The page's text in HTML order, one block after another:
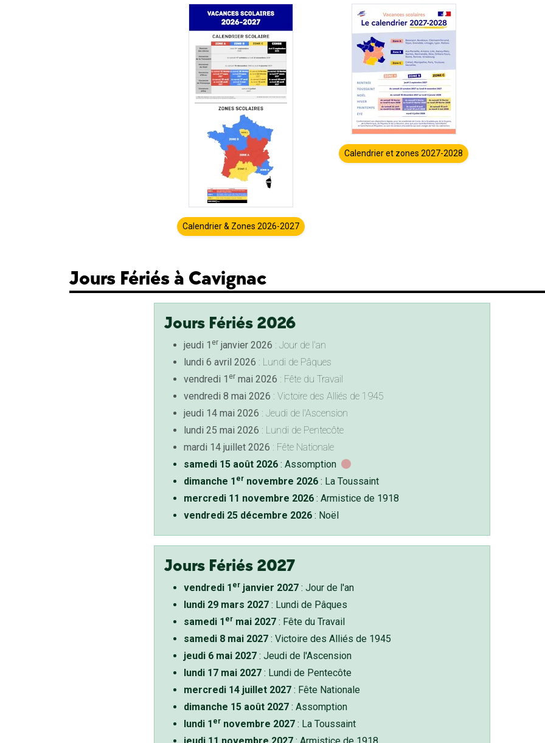
Calendrier & Zones 2026-2027
Calendrier et zones 2027-2028
Jours Fériés à Cavignac
Jours Fériés 2026
jeudi 1 erjanvier 2026 : Jour de l'an
lundi 6 avril 2026 : Lundi de Pâques
vendredi 1 ermai 2026 : Fête du Travail
vendredi 8 mai 2026 : Victoire des Alliés de 1945
jeudi 14 mai 2026 : Jeudi de l'Ascension
lundi 25 mai 2026 : Lundi de Pentecôte
mardi 14 juillet 2026 : Fête Nationale
samedi 15 août 2026: Assomption
dimanche 1 ernovembre 2026: La Toussaint
mercredi 11 novembre 2026: Armistice de 1918
vendredi 25 décembre 2026: Noël
Jours Fériés 2027
vendredi 1 erjanvier 2027: Jour de l'an
lundi 29 mars 2027: Lundi de Pâques
samedi 1 ermai 2027: Fête du Travail
samedi 8 mai 2027: Victoire des Alliés de 1945
jeudi 6 mai 2027: Jeudi de l'Ascension
lundi 17 mai 2027: Lundi de Pentecôte
mercredi 14 juillet 2027: Fête Nationale
dimanche 15 août 2027: Assomption
lundi 1 ernovembre 2027: La Toussaint
jeudi 11 novembre 2027: Armistice de 1918